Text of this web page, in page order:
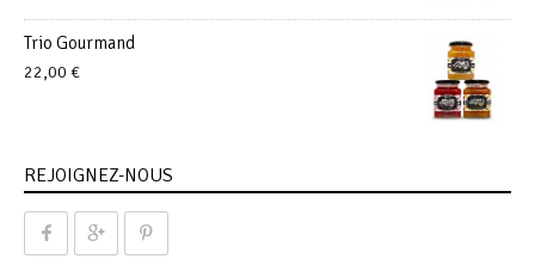
Trio Gourmand
22,00 €
REJOIGNEZ-NOUS